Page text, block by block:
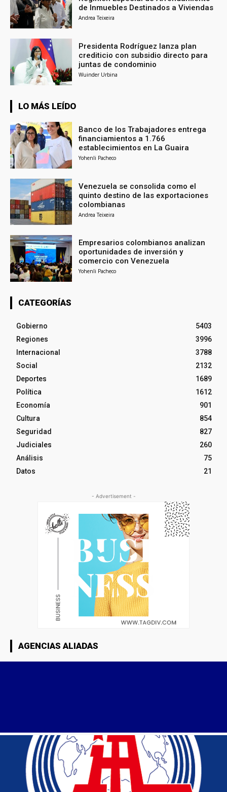
de Inmuebles Destinados a Viviendas
Andrea Teixeira
Presidenta Rodríguez lanza plan
crediticio con subsidio directo para
juntas de condominio
Wuinder Urbina
LO MÁS LEÍDO
Banco de los Trabajadores entrega
financiamientos a 1.766
establecimientos en La Guaira
Yohenli Pacheco
Venezuela se consolida como el
quinto destino de las exportaciones
colombianas
Andrea Teixeira
Empresarios colombianos analizan
oportunidades de inversión y
comercio con Venezuela
Yohenli Pacheco
CATEGORÍAS
Gobierno
5403
Regiones
3996
Internacional
3788
Social
2132
Deportes
1689
Política
1612
Economía
901
Cultura
854
Seguridad
827
Judiciales
260
Análisis
75
Datos
21
- Advertisement -
AGENCIAS ALIADAS